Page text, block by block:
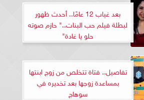
بعد غياب 12 عامًا.. أحدث ظهور
لبطلة فيلم حب البنات.." حازم صوته
حلو يا غادة"
تفاصيل.. فتاة تتخلص من زوج ابنتها
بمساعدة زوجها بعد تخديره في
سوهاج